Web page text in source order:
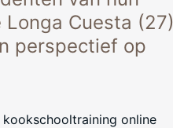
Cuesta (27)
perspectief op
online